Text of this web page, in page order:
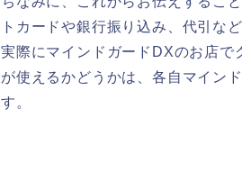
トカードや銀行振り込み、代引な
実際にマインドガードDXのお店で
が使えるかどうかは、各自マイン
す。